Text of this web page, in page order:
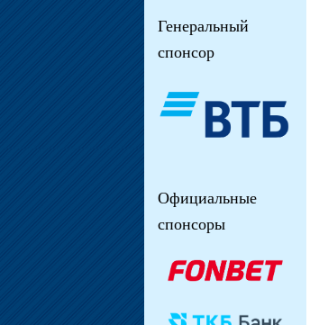
Генеральный
спонсор
Официальные
спонсоры